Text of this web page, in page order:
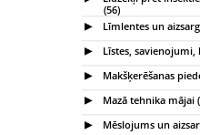
(56)
Līmlentes un
Līstes, savienojumi,
Makšķerēšanas
Mazā tehnika mājai
Mēslojums un